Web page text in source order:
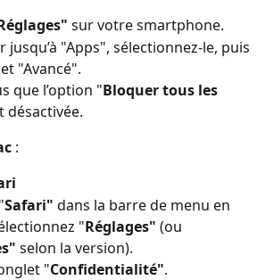
sur votre smartphone.
jusqu’à "Apps", sélectionnez-le, puis
"Avancé".
que l’option "Bloquer tous les
désactivée.
:
Safari" dans la barre de menu en
"Réglages" (ou
selon la version).
"Confidentialité".